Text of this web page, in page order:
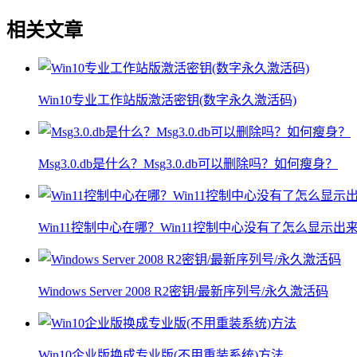
相关文章
Win10专业工作站版激活密钥(数字永久激活码)
Msg3.0.db是什么？Msg3.0.db可以删除吗？如何瘦身？
Win11控制中心在哪？Win11控制中心没有了怎么显示出
Windows Server 2008 R2密钥/最新序列号/永久激活码